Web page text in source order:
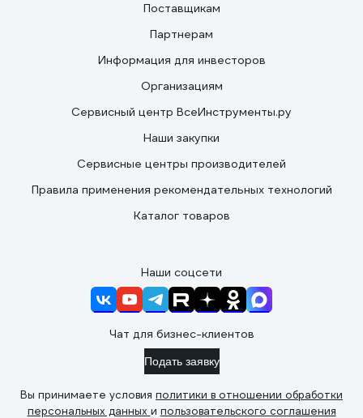
Поставщикам
Партнерам
Информация для инвесторов
Организациям
Сервисный центр ВсеИнструменты.ру
Наши закупки
Сервисные центры производителей
Правила применения рекомендательных технологий
Каталог товаров
Наши соцсети
Чат для бизнес-клиентов
Подать заявку
Вы принимаете условия политики в отношении обработки
персональных данных и пользовательского соглашения